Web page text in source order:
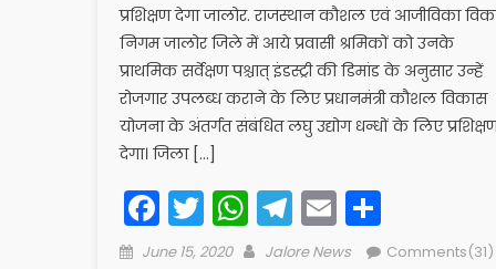
प्रशिक्षण देगा जालोर. राजस्थान कौशल एवं आजीविका
निगम जालोर जिले में आये प्रवासी श्रमिकों को उनके
प्राथमिक सर्वेक्षण पश्चात् इंडस्ट्री की डिमांड के अनुसार उन्हें
रोजगार उपलब्ध कराने के लिए प्रधानमंत्री कौशल विकास
योजना के अंतर्गत संबंधित लघु उद्योग धन्धों के लिए
देगा। जिला […]
Facebook
Twitter
WhatsApp
Telegram
EmailShare
Posted
June 15, 2020 Author
Jalore News Comments(31)